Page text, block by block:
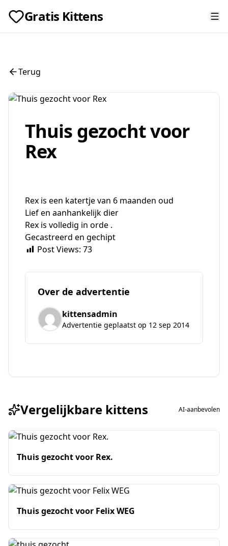
Gratis Kittens
Terug
Thuis gezocht voor
Rex
Rex is een katertje van 6 maanden oud
Lief en aanhankelijk dier
Rex is volledig in orde .
Gecastreerd en gechipt
Post Views: 73
Over de advertentie
kittensadmin
Advertentie geplaatst op 12 sep 2014
Vergelijkbare kittens AI-aanbevolen
Thuis gezocht voor Rex.
Thuis gezocht voor Felix WEG